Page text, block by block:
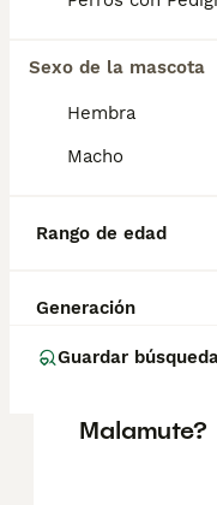
Sexo de la mascota
Hembra
Macho
Rango de edad
Generación
Guardar
¿Alaskan
peligrosa?
¿Cuál es la
mordida
Malamute?